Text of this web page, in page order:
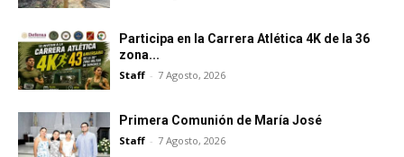
Participa en la Carrera Atlética 4K de la 36
zona...
Staff - 7 Agosto, 2026
Primera Comunión de María José
Staff - 7 Agosto, 2026